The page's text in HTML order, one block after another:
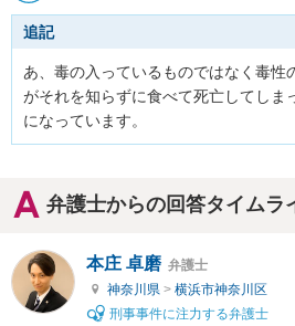
追記
あ、毒の入っているものではなく毒性
がそれを知らずに食べて死亡してしま
になっています。
弁護士からの回答タイムラ
本庄 卓磨 弁護士
神奈川県 > 横浜市神奈川区
刑事事件に注力する弁護士